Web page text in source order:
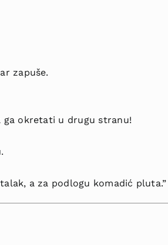
zapuše.
ga okretati u drugu stranu!
a za podlogu komadić pluta.”